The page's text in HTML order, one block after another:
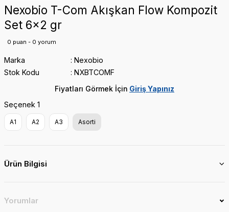
Nexobio T-Com Akışkan Flow Kompozit
Set 6x2 gr
0 puan - 0 yorum
Marka
Nexobio
Stok Kodu
NXBTCOMF
Fiyatları Görmek İçin Giriş Yapınız
Seçenek 1
A1 A2 A3 Asorti
Ürün Bilgisi
Yorumlar